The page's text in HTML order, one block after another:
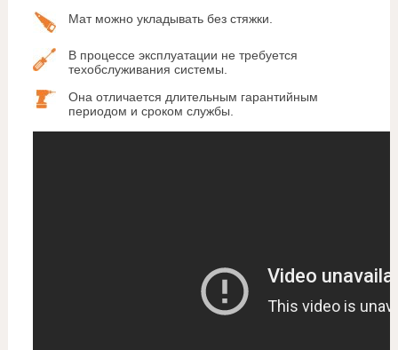
Мат можно укладывать без стяжки.
В процессе эксплуатации не требуется
техобслуживания системы.
Она отличается длительным гарантийным
периодом и сроком службы.